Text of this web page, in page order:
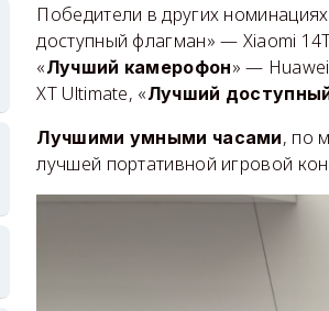
Победители в других
доступный флагман» — Xiaomi
«Лучший камерофон» —
XT Ultimate, «Лучший
Лучшими умными часами, по
лучшей портативной игровой